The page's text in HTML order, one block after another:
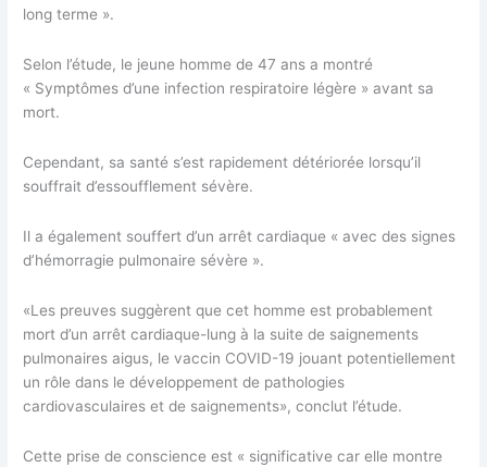
long terme ».
Selon l’étude, le jeune homme de 47 ans a montré
« Symptômes d’une infection respiratoire légère » avant sa
mort.
Cependant, sa santé s’est rapidement détériorée lorsqu’il
souffrait d’essoufflement sévère.
Il a également souffert d’un arrêt cardiaque « avec des signes
d’hémorragie pulmonaire sévère ».
«Les preuves suggèrent que cet homme est probablement
mort d’un arrêt cardiaque-lung à la suite de saignements
pulmonaires aigus, le vaccin COVID-19 jouant potentiellement
un rôle dans le développement de pathologies
cardiovasculaires et de saignements», conclut l’étude.
Cette prise de conscience est « significative car elle montre